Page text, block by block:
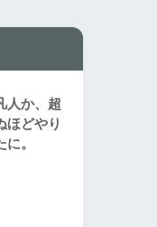
人か、超
ほどやり
。